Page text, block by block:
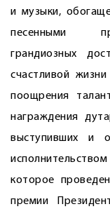
и музыки,
песенными
грандиозных
счастливой
поощрения
награждения
выступивших и
которое
премии